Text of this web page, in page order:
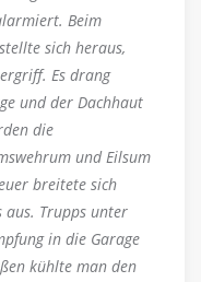
Beim
sich heraus,
Es drang
und der Dachhaut
die
und Eilsum
breitete sich
aus. Trupps unter
in die Garage
kühlte man den